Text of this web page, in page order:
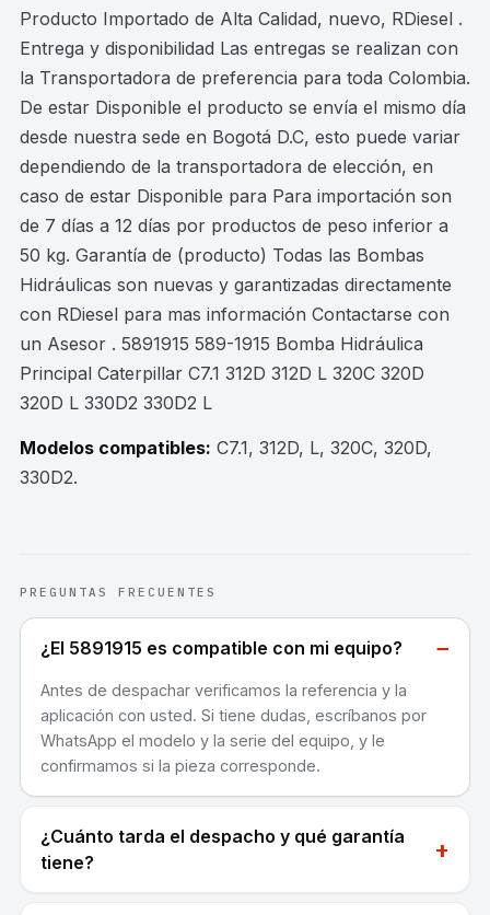
Producto Importado de Alta Calidad, nuevo, RDiesel .
Entrega y disponibilidad Las entregas se realizan con
la Transportadora de preferencia para toda Colombia.
De estar Disponible el producto se envía el mismo día
desde nuestra sede en Bogotá D.C, esto puede variar
dependiendo de la transportadora de elección, en
caso de estar Disponible para Para importación son
de 7 días a 12 días por productos de peso inferior a
50 kg. Garantía de (producto) Todas las Bombas
Hidráulicas son nuevas y garantizadas directamente
con RDiesel para mas información Contactarse con
un Asesor . 5891915 589-1915 Bomba Hidráulica
Principal Caterpillar C7.1 312D 312D L 320C 320D
320D L 330D2 330D2 L
Modelos compatibles: C7.1, 312D, L, 320C, 320D,
330D2.
PREGUNTAS FRECUENTES
¿El 5891915 es compatible con mi equipo? −
Antes de despachar verificamos la referencia y la
aplicación con usted. Si tiene dudas, escríbanos por
WhatsApp el modelo y la serie del equipo, y le
confirmamos si la pieza corresponde.
¿Cuánto tarda el despacho y qué garantía
tiene?
+